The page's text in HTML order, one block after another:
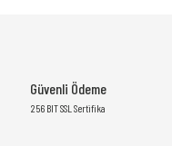
Güvenli Ödeme
256 BIT SSL Sertifika